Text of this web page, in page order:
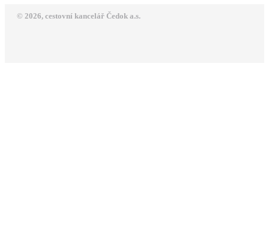
© 2026, cestovní kancelář Čedok a.s.